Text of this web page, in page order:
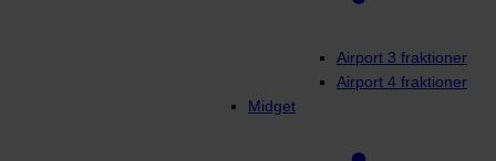
Airport 3 fraktioner
Airport 4 fraktioner
Midget